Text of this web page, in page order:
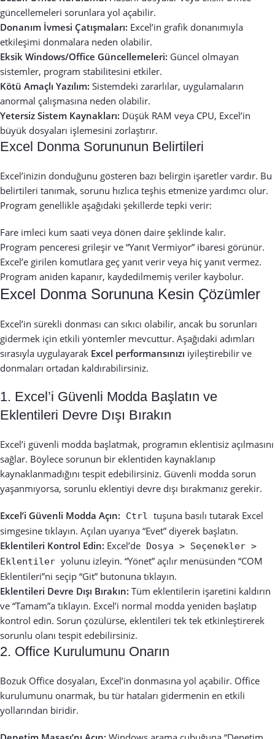
güncellemeleri sorunlara yol açabilir.
Donanım İvmesi Çatışmaları: Excel’in grafik donanımıyla
etkileşimi donmalara neden olabilir.
Eksik Windows/Office Güncellemeleri: Güncel olmayan
sistemler, program stabilitesini etkiler.
Kötü Amaçlı Yazılım: Sistemdeki zararlılar, uygulamaların
anormal çalışmasına neden olabilir.
Yetersiz Sistem Kaynakları: Düşük RAM veya CPU, Excel’in
büyük dosyaları işlemesini zorlaştırır.
Excel Donma Sorununun Belirtileri
Excel’inizin donduğunu gösteren bazı belirgin işaretler vardır. Bu
belirtileri tanımak, sorunu hızlıca teşhis etmenize yardımcı olur.
Program genellikle aşağıdaki şekillerde tepki verir:
Fare imleci kum saati veya dönen daire şeklinde kalır.
Program penceresi grileşir ve “Yanıt Vermiyor” ibaresi görünür.
Excel’e girilen komutlara geç yanıt verir veya hiç yanıt vermez.
Program aniden kapanır, kaydedilmemiş veriler kaybolur.
Excel Donma Sorununa Kesin Çözümler
Excel’in sürekli donması can sıkıcı olabilir, ancak bu sorunları
gidermek için etkili yöntemler mevcuttur. Aşağıdaki adımları
sırasıyla uygulayarak Excel performansınızı iyileştirebilir ve
donmaları ortadan kaldırabilirsiniz.
1. Excel’i Güvenli Modda Başlatın ve
Eklentileri Devre Dışı Bırakın
Excel’i güvenli modda başlatmak, programın eklentisiz açılmasını
sağlar. Böylece sorunun bir eklentiden kaynaklanıp
kaynaklanmadığını tespit edebilirsiniz. Güvenli modda sorun
yaşanmıyorsa, sorunlu eklentiyi devre dışı bırakmanız gerekir.
Excel’i Güvenli Modda Açın: Ctrl tuşuna basılı tutarak Excel
simgesine tıklayın. Açılan uyarıya “Evet” diyerek başlatın.
Eklentileri Kontrol Edin: Excel’de Dosya > Seçenekler >
Eklentiler yolunu izleyin. “Yönet” açılır menüsünden “COM
Eklentileri”ni seçip “Git” butonuna tıklayın.
Eklentileri Devre Dışı Bırakın: Tüm eklentilerin işaretini kaldırın
ve “Tamam”a tıklayın. Excel’i normal modda yeniden başlatıp
kontrol edin. Sorun çözülürse, eklentileri tek tek etkinleştirerek
sorunlu olanı tespit edebilirsiniz.
2. Office Kurulumunu Onarın
Bozuk Office dosyaları, Excel’in donmasına yol açabilir. Office
kurulumunu onarmak, bu tür hataları gidermenin en etkili
yollarından biridir.